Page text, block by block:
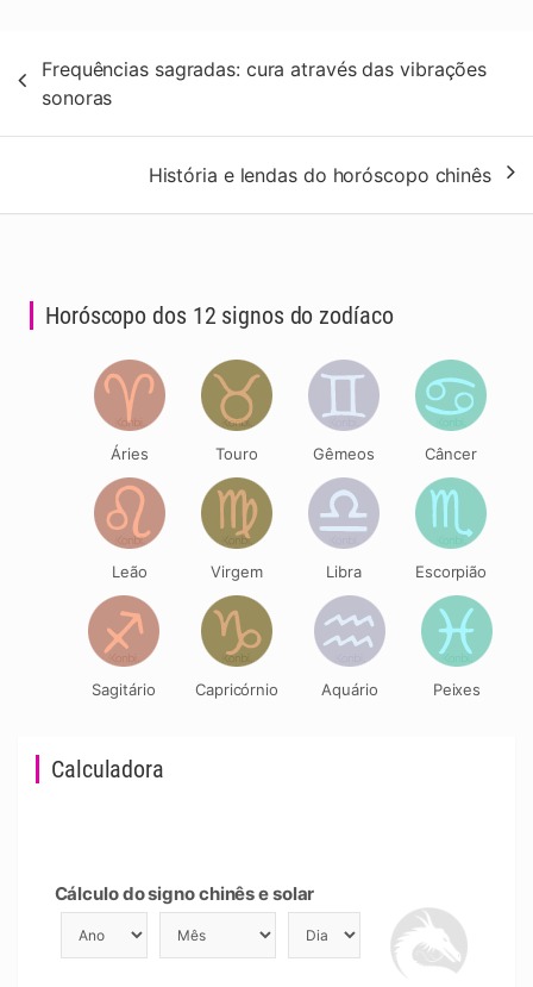
de
Frequências sagradas: cura através das vibrações
sonoras
História e lendas do horóscopo chinês
Calculadora
Cálculo do signo chinês e solar
Horóscopo dos 12 signos do zodíaco
Áries Touro Gêmeos Câncer
Leão Virgem Libra Escorpião
Sagitário Capricórnio Aquário Peixes